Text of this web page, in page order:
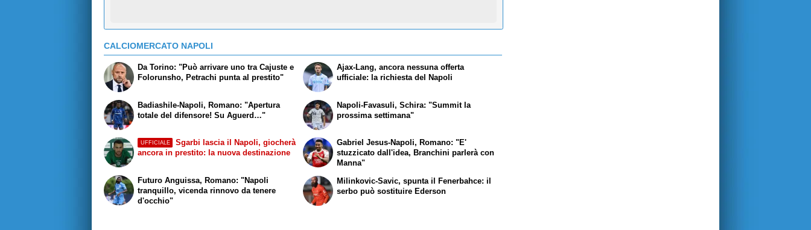
CALCIOMERCATO NAPOLI
Da Torino: "Può arrivare uno tra Cajuste e
Folorunsho, Petrachi punta al prestito"
Badiashile-Napoli, Romano: "Apertura
totale del difensore! Su Aguerd…"
Ajax-Lang, ancora nessuna offerta
ufficiale: la richiesta del Napoli
Napoli-Favasuli, Schira: "Summit la
prossima settimana"
UFFICIALE
Sgarbi lascia il Napoli, giocherà
ancora in prestito: la nuova destinazione
Futuro Anguissa, Romano: "Napoli
tranquillo, vicenda rinnovo da tenere
d'occhio"
Gabriel Jesus-Napoli, Romano: "E'
stuzzicato dall'idea, Branchini parlerà con
Manna"
Milinkovic-Savic, spunta il Fenerbahce: il
serbo può sostituire Ederson